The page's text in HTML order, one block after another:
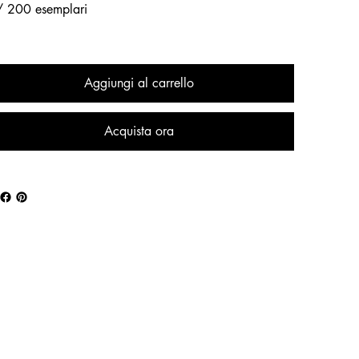
200 esemplari
Aggiungi al carrello
Acquista ora